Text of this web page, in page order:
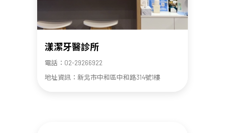
漾潔牙醫診所
電話：02-29266922
地址資訊：新北市中和區中和路314號1樓